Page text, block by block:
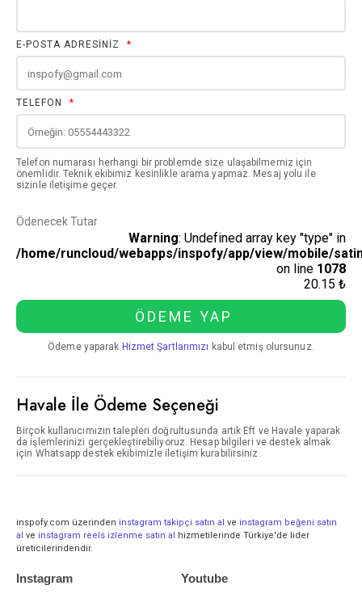
E-POSTA ADRESİNİZ *
TELEFON *
Telefon numarası herhangi bir problemde size ulaşabilmemiz için
önemlidir. Teknik ekibimiz kesinlikle arama yapmaz. Mesaj yolu ile
sizinle iletişime geçer.
Ödenecek Tutar
Warning: Undefined array key "type" in
/home/runcloud/webapps/inspofy/app/view/mobile/
on line 1078
20.15 ₺
ÖDEME YAP
Ödeme yaparak Hizmet Şartlarımızı kabul etmiş olursunuz.
Havale İle Ödeme Seçeneği
Birçok kullanıcımızın talepleri doğrultusunda artık Eft ve Havale yaparak
da işlemlerinizi gerçekleştirebiliyoruz. Hesap bilgileri ve destek almak
için Whatsapp destek ekibimizle iletişim kurabilirsiniz.
inspofy.com üzerinden instagram takipçi satın al ve instagram beğeni satın
al ve instagram reels izlenme satın al hizmetilerinde Türkiye'de lider
üreticilerindendir.
Instagram Youtube